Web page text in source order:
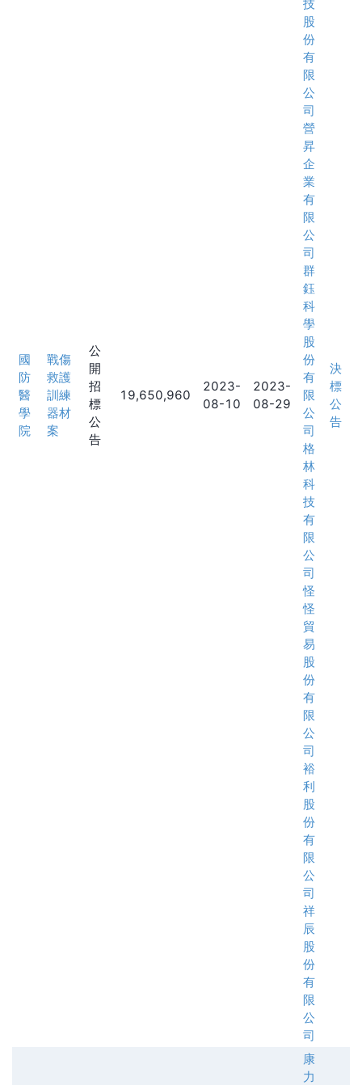
國
防
醫
學
院
戰傷
救護
訓練
器材
案
公
開
招
標
公
告
19,650,960
2023-
08-10
2023-
08-29
技
股
份
有
限
公
司
營
昇
企
業
有
限
公
司
群
鈺
科
學
股
份
有
限
公
司
格
林
科
技
有
限
公
司
怪
怪
貿
易
股
份
有
限
公
司
裕
利
股
份
有
限
公
司
祥
辰
股
份
有
限
公
司
決
標
公
告
康
力